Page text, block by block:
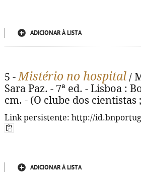
ADICIONAR À LISTA
5 -Mistério no hospital /
Sara Paz. - 7ª ed. - Lisboa :
cm. - (O clube dos cientistas
Link persistente: http://
ADICIONAR À LISTA